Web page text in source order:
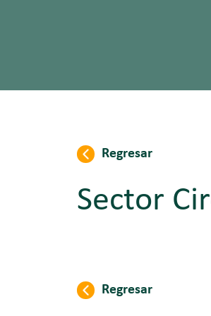
Regresar
Sector
Regresar